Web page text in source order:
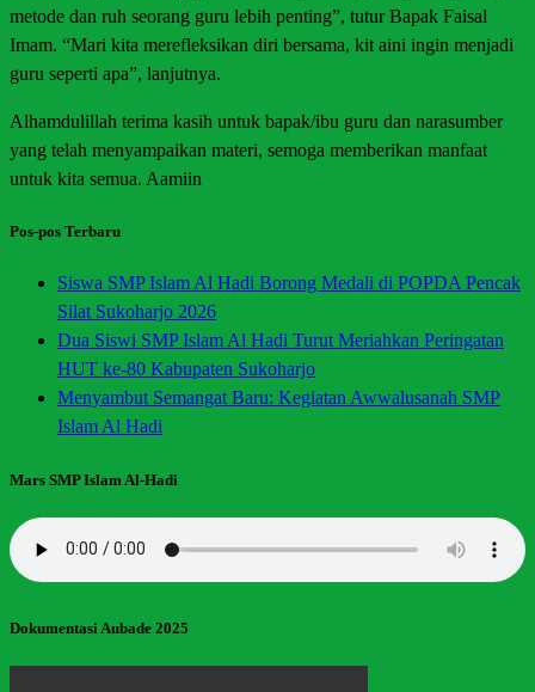
metode dan ruh seorang guru lebih penting”, tutur Bapak Faisal
Imam. “Mari kita merefleksikan diri bersama, kit aini ingin menjadi
guru seperti apa”, lanjutnya.
Alhamdulillah terima kasih untuk bapak/ibu guru dan narasumber
yang telah menyampaikan materi, semoga memberikan manfaat
untuk kita semua. Aamiin
Pos-pos Terbaru
Siswa SMP Islam Al Hadi Borong Medali di POPDA Pencak
Silat Sukoharjo 2026
Dua Siswi SMP Islam Al Hadi Turut Meriahkan Peringatan
HUT ke-80 Kabupaten Sukoharjo
Menyambut Semangat Baru: Kegiatan Awwalusanah SMP
Islam Al Hadi
Mars SMP Islam Al-Hadi
Dokumentasi Aubade 2025